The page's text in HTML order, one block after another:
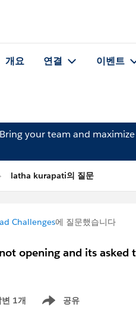
개요 연결 이벤트
Bring your team and
latha kurapati의 질문
Challenges에 질문했습니다
opening and its asked
변 1개 공유
Show menu